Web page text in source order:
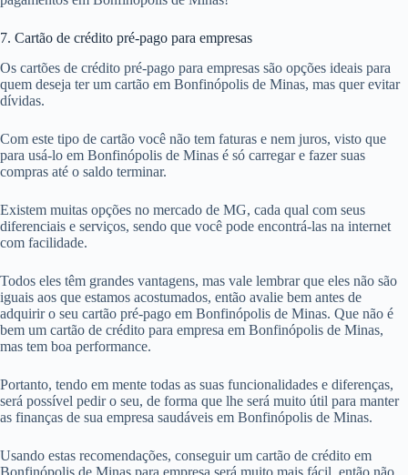
7. Cartão de crédito pré-pago para empresas
Os cartões de crédito pré-pago para empresas são opções ideais para
quem deseja ter um cartão em Bonfinópolis de Minas, mas quer evitar
dívidas.
Com este tipo de cartão você não tem faturas e nem juros, visto que
para usá-lo em Bonfinópolis de Minas é só carregar e fazer suas
compras até o saldo terminar.
Existem muitas opções no mercado de MG, cada qual com seus
diferenciais e serviços, sendo que você pode encontrá-las na internet
com facilidade.
Todos eles têm grandes vantagens, mas vale lembrar que eles não são
iguais aos que estamos acostumados, então avalie bem antes de
adquirir o seu cartão pré-pago em Bonfinópolis de Minas. Que não é
bem um cartão de crédito para empresa em Bonfinópolis de Minas,
mas tem boa performance.
Portanto, tendo em mente todas as suas funcionalidades e diferenças,
será possível pedir o seu, de forma que lhe será muito útil para manter
as finanças de sua empresa saudáveis em Bonfinópolis de Minas.
Usando estas recomendações, conseguir um cartão de crédito em